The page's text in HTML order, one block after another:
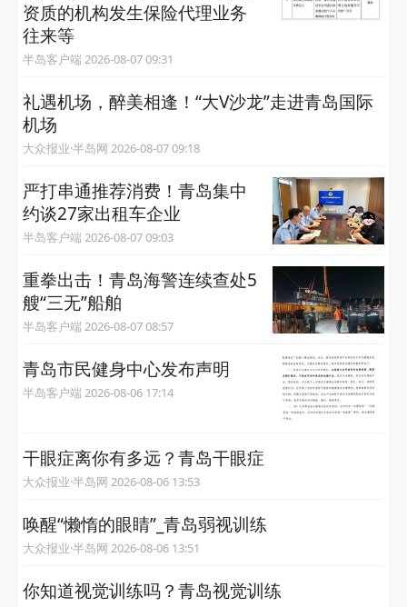
资质的机构发生保险代理业务
往来等
半岛客户端 2026-08-07 09:31
礼遇机场，醉美相逢！“大V沙龙”走进青岛国际
机场
大众报业·半岛网 2026-08-07 09:18
严打串通推荐消费！青岛集中
约谈27家出租车企业
半岛客户端 2026-08-07 09:03
重拳出击！青岛海警连续查处5
艘“三无”船舶
半岛客户端 2026-08-07 08:57
青岛市民健身中心发布声明
半岛客户端 2026-08-06 17:14
干眼症离你有多远？青岛干眼症
大众报业·半岛网 2026-08-06 13:53
唤醒“懒惰的眼睛”_青岛弱视训练
大众报业·半岛网 2026-08-06 13:51
你知道视觉训练吗？青岛视觉训练